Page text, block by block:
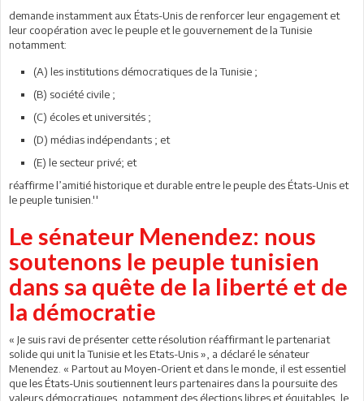
demande instamment aux États-Unis de renforcer leur engagement et
leur coopération avec le peuple et le gouvernement de la Tunisie
notamment:
(A) les institutions démocratiques de la Tunisie ;
(B) société civile ;
(C) écoles et universités ;
(D) médias indépendants ; et
(E) le secteur privé; et
réaffirme l’amitié historique et durable entre le peuple des États-Unis et
le peuple tunisien.''
Le sénateur Menendez: nous
soutenons le peuple tunisien
dans sa quête de la liberté et de
la démocratie
« Je suis ravi de présenter cette résolution réaffirmant le partenariat
solide qui unit la Tunisie et les Etats-Unis », a déclaré le sénateur
Menendez. « Partout au Moyen-Orient et dans le monde, il est essentiel
que les États-Unis soutiennent leurs partenaires dans la poursuite des
valeurs démocratiques, notamment des élections libres et équitables, le